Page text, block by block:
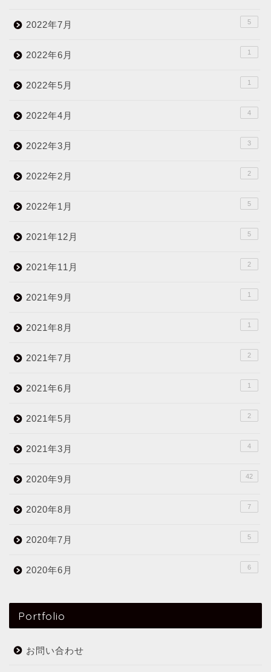
2022年7月 5
2022年6月 1
2022年5月 1
2022年4月 4
2022年3月 3
2022年2月 2
2022年1月 5
2021年12月 5
2021年11月 2
2021年9月 1
2021年8月 1
2021年7月 2
2021年6月 1
2021年5月 2
2021年3月 4
2020年9月 42
2020年8月 7
2020年7月 5
2020年6月 6
Portfolio
お問い合わせ